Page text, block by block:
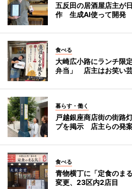
五反田の居酒屋店主が
作 生成AI使って開発
食べる
大崎広小路にランチ限
弁当」 店主はお笑い
暮らす・働く
戸越銀座商店街の街路
プを掲示 店主らの発
食べる
青物横丁に「定食のま
変更、23区内2店目